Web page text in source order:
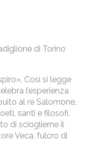
di Torino
Così si legge
l’esperienza
al re Salomone,
santi e filosofi,
di scioglierne il
Veca, fulcro di